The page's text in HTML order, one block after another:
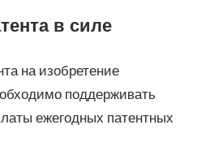
в силе
на изобретение
поддерживать
ежегодных патентных